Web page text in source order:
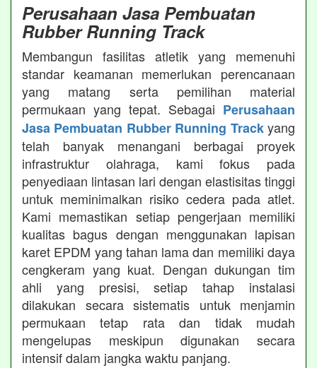
Perusahaan Jasa Pembuatan
Rubber Running Track
Membangun fasilitas atletik yang memenuhi
standar keamanan memerlukan perencanaan
yang matang serta pemilihan material
permukaan yang tepat. Sebagai Perusahaan
Jasa Pembuatan Rubber Running Trackyang
telah banyak menangani berbagai proyek
infrastruktur olahraga, kami fokus pada
penyediaan lintasan lari dengan elastisitas tinggi
untuk meminimalkan risiko cedera pada atlet.
Kami memastikan setiap pengerjaan memiliki
kualitas bagus dengan menggunakan lapisan
karet EPDM yang tahan lama dan memiliki daya
cengkeram yang kuat. Dengan dukungan tim
ahli yang presisi, setiap tahap instalasi
dilakukan secara sistematis untuk menjamin
permukaan tetap rata dan tidak mudah
mengelupas meskipun digunakan secara
intensif dalam jangka waktu panjang.